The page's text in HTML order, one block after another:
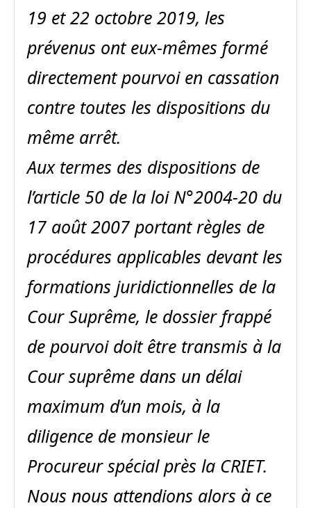
19 et 22 octobre 2019, les
prévenus ont eux-mêmes formé
directement pourvoi en cassation
contre toutes les dispositions du
même arrêt.
Aux termes des dispositions de
l’article 50 de la loi N°2004-20 du
17 août 2007 portant règles de
procédures applicables devant les
formations juridictionnelles de la
Cour Suprême, le dossier frappé
de pourvoi doit être transmis à la
Cour suprême dans un délai
maximum d’un mois, à la
diligence de monsieur le
Procureur spécial près la CRIET.
Nous nous attendions alors à ce